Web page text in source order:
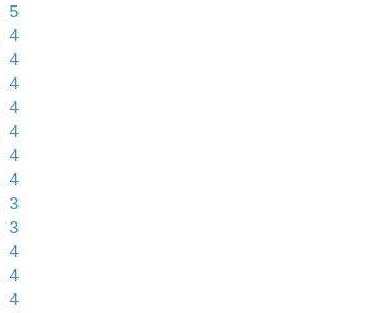
5
4
4
4
4
4
4
4
3
3
4
4
4